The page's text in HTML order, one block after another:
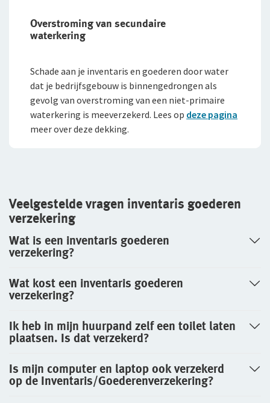
Overstroming van secundaire
waterkering
Schade aan je inventaris en goederen door water
dat je bedrijfsgebouw is binnen­gedrongen als
gevolg van overstroming van een niet-primaire
waterkering is meeverzekerd. Lees op deze pagina
meer over deze dekking.
Veelgestelde vragen inventaris goederen
verzekering
Wat is een inventaris goederen
verzekering?
Wat kost een inventaris goederen
verzekering?
Ik heb in mijn huurpand zelf een toilet laten
plaatsen. Is dat verzekerd?
Is mijn computer en laptop ook verzekerd
op de Inventaris/Goederenverzekering?